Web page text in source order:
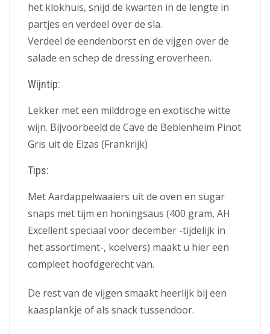
het klokhuis, snijd de kwarten in de lengte in
partjes en verdeel over de sla.
Verdeel de eendenborst en de vijgen over de
salade en schep de dressing eroverheen.
Wijntip:
Lekker met een milddroge en exotische witte
wijn. Bijvoorbeeld de Cave de Beblenheim Pinot
Gris uit de Elzas (Frankrijk)
Tips:
Met Aardappelwaaiers uit de oven en sugar
snaps met tijm en honingsaus (400 gram, AH
Excellent speciaal voor december -tijdelijk in
het assortiment-, koelvers) maakt u hier een
compleet hoofdgerecht van.
De rest van de vijgen smaakt heerlijk bij een
kaasplankje of als snack tussendoor.